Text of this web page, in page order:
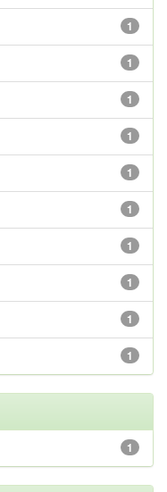
1
1
1
1
1
1
1
1
1
1
1